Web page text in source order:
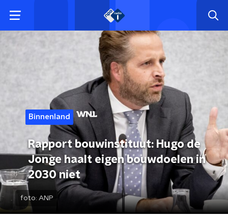
Binnenland
Rapport bouwinstituut: Hugo de
Jonge haalt eigen bouwdoelen in
2030 niet
foto: ANP